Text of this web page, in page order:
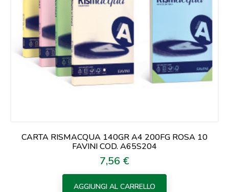
CARTA RISMACQUA 140GR A4 200FG ROSA 10
FAVINI COD. A65S204
Prezzo
7,56 €
AGGIUNGI AL CARRELLO